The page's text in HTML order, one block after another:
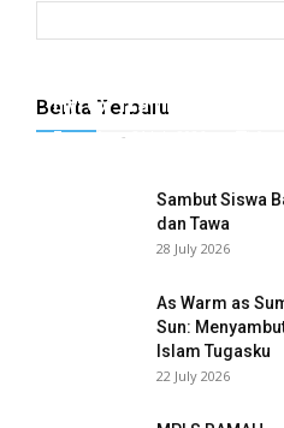
Berita Terbaru
Hyrox Training x
Tugasku -
Sambut Siswa
dan Tawa
28 July 2026
As Warm as
Sun:
Islam Tugasku
22 July 2026